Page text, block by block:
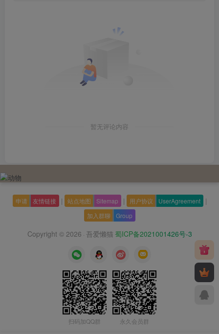
暂无评论内容
申请 友情链接 | 站点地图 Sitemap | 用户协议 UserAgreement |
加入群聊 Group
Copyright © 2026 · 吾爱懒猫 蜀ICP备2021001426号-3
扫码加QQ群 永久会员群